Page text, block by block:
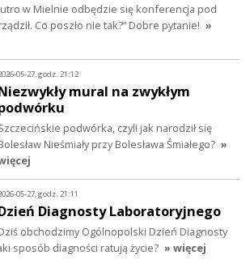
w Mielnie odbędzie się konferencja pod
Co poszło nie tak?” Dobre pytanie! »
05-27, godz. 21:12
mural na zwykłym
podwórka, czyli jak narodził się
Nieśmiały przy Bolesława Śmiałego? »
05-27, godz. 21:11
Diagnosty Laboratoryjnego
obchodzimy Ogólnopolski Dzień Diagnosty
sposób diagności ratują życie? » więcej